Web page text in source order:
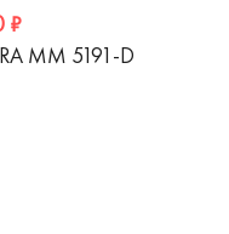
₽
MM 5191-D